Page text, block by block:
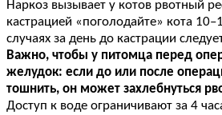
Наркоз вызывает у котов рвотный
кастрацией «поголодайте» кота
случаях за день до кастрации
Важно, чтобы у питомца перед
желудок: если до или после
тошнить, он может захлебнуться
Доступ к воде ограничивают за 4